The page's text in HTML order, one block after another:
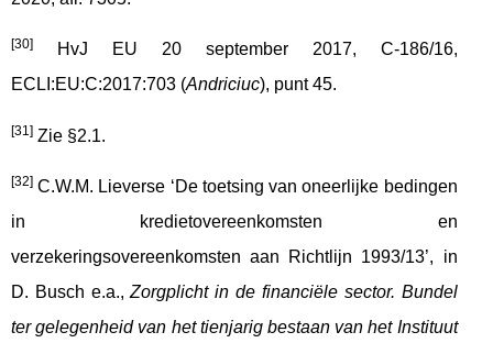
[30]
HvJ EU 20 september 2017, C-186/16,
ECLI:EU:C:2017:703 (Andriciuc), punt 45.
[31] Zie §2.1.
[32] C.W.M. Lieverse ‘De toetsing van oneerlijke bedingen
in kredietovereenkomsten en
verzekeringsovereenkomsten aan Richtlijn 1993/13’, in
D. Busch e.a.,Zorgplicht in de financiële sector. Bundel
ter gelegenheid van het tienjarig bestaan van het Instituut